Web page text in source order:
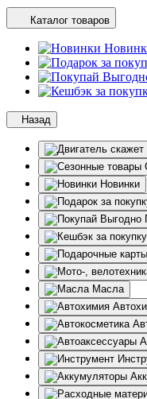
Каталог товаров
Назад
Новинки
Масла